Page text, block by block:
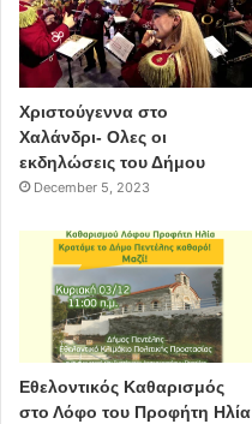
Χριστούγεννα στο
Χαλάνδρι- Ολες οι
εκδηλώσεις του Δήμου
December 5, 2023
Εθελοντικός Καθαρισμός
στο Λόφο του Προφήτη Ηλία